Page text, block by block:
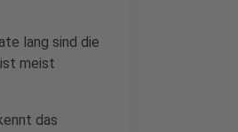
lang sind die
meist
das